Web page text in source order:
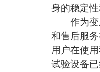
身的稳定
作为变压
和售后服
用户在使
试验设备